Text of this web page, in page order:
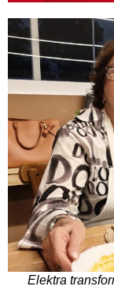
Elektra